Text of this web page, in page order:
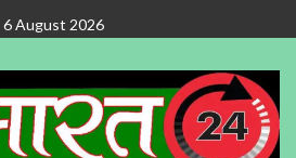
6 August 2026